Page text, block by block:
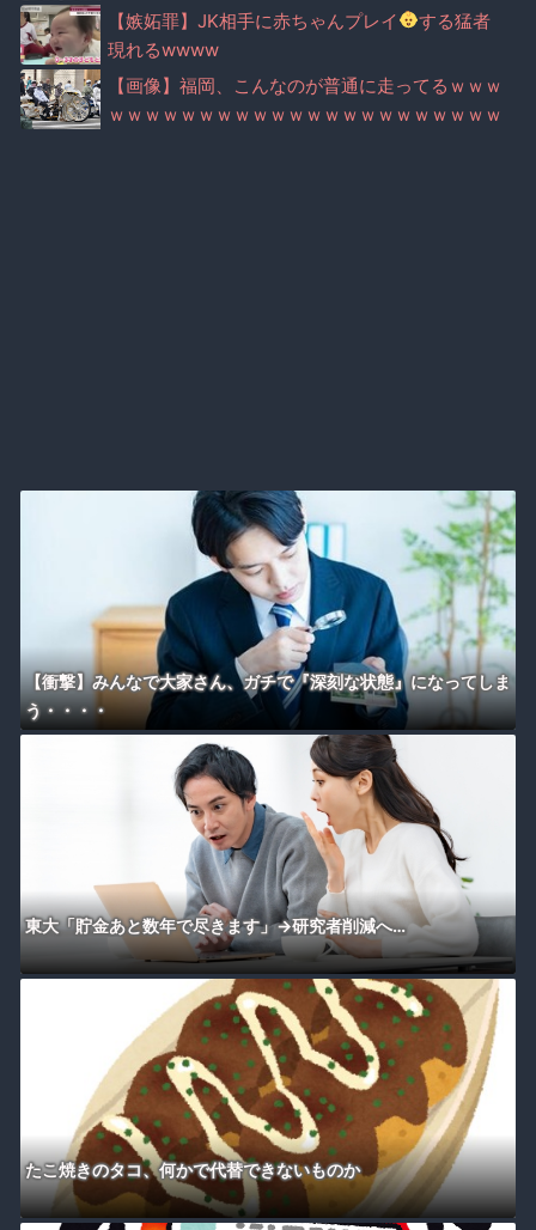
【嫉妬罪】JK相手に赤ちゃんプレイ
する猛者
現れるwwww
【画像】福岡、こんなのが普通に走ってるｗｗｗ
ｗｗｗｗｗｗｗｗｗｗｗｗｗｗｗｗｗｗｗｗｗｗ
【衝撃】みんなで大家さん、ガチで『深刻な状態』になってしま
う・・・・
東大「貯金あと数年で尽きます」→研究者削減へ…
たこ焼きのタコ、何かで代替できないものか